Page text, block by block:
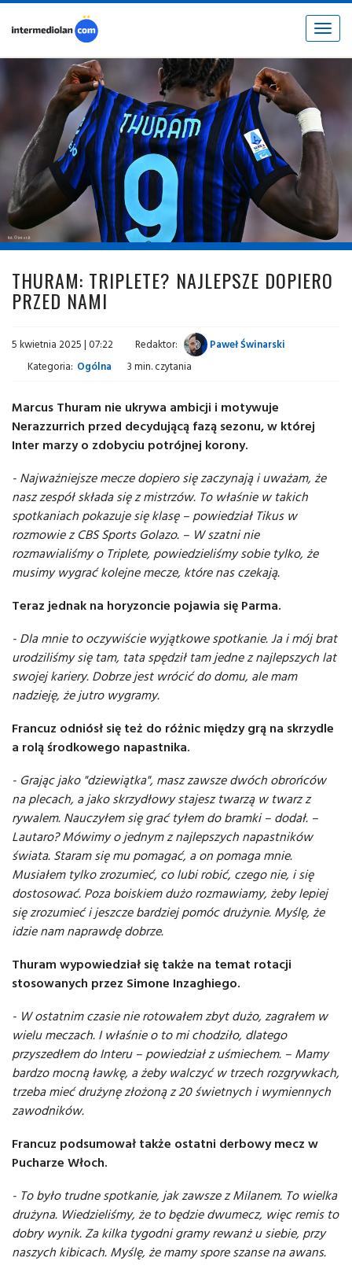
Toggle
fot. © inter.it
THURAM: TRIPLETE? NAJLEPSZE DOPIERO
PRZED NAMI
5 kwietnia 2025 | 07:22 Redaktor:
Paweł Świnarski
Kategoria: Ogólna 3 min. czytania
Marcus Thuram nie ukrywa ambicji i motywuje
Nerazzurrich przed decydującą fazą sezonu, w której
Inter marzy o zdobyciu potrójnej korony.
- Najważniejsze mecze dopiero się zaczynają i uważam, że
nasz zespół składa się z mistrzów. To właśnie w takich
spotkaniach pokazuje się klasę – powiedział Tikus w
rozmowie z CBS Sports Golazo. – W szatni nie
rozmawialiśmy o Triplete, powiedzieliśmy sobie tylko, że
musimy wygrać kolejne mecze, które nas czekają.
Teraz jednak na horyzoncie pojawia się Parma.
- Dla mnie to oczywiście wyjątkowe spotkanie. Ja i mój brat
urodziliśmy się tam, tata spędził tam jedne z najlepszych lat
swojej kariery. Dobrze jest wrócić do domu, ale mam
nadzieję, że jutro wygramy.
Francuz odniósł się też do różnic między grą na skrzydle
a rolą środkowego napastnika.
- Grając jako "dziewiątka", masz zawsze dwóch obrońców
na plecach, a jako skrzydłowy stajesz twarzą w twarz z
rywalem. Nauczyłem się grać tyłem do bramki – dodał. –
Lautaro? Mówimy o jednym z najlepszych napastników
świata. Staram się mu pomagać, a on pomaga mnie.
Musiałem tylko zrozumieć, co lubi robić, czego nie, i się
dostosować. Poza boiskiem dużo rozmawiamy, żeby lepiej
się zrozumieć i jeszcze bardziej pomóc drużynie. Myślę, że
idzie nam naprawdę dobrze.
Thuram wypowiedział się także na temat rotacji
stosowanych przez Simone Inzaghiego.
- W ostatnim czasie nie rotowałem zbyt dużo, zagrałem w
wielu meczach. I właśnie o to mi chodziło, dlatego
przyszedłem do Interu – powiedział z uśmiechem. – Mamy
bardzo mocną ławkę, a żeby walczyć w trzech rozgrywkach,
trzeba mieć drużynę złożoną z 20 świetnych i wymiennych
zawodników.
Francuz podsumował także ostatni derbowy mecz w
Pucharze Włoch.
- To było trudne spotkanie, jak zawsze z Milanem. To wielka
drużyna. Wiedzieliśmy, że to będzie dwumecz, więc remis to
dobry wynik. Za kilka tygodni gramy rewanż u siebie, przy
naszych kibicach. Myślę, że mamy spore szanse na awans.